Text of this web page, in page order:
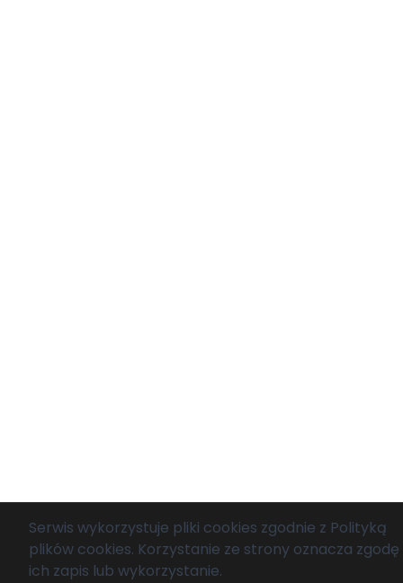
Serwis wykorzystuje pliki cookies zgodnie z Polityką
plików cookies. Korzystanie ze strony oznacza
ich zapis lub wykorzystanie.